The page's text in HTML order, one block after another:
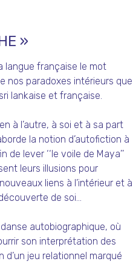
»
langue française le mot
nos paradoxes intérieurs que
lankaise et française.
à l’autre, à soi et à sa part
la notion d’autofiction à
lever ‘‘le voile de Maya’’
leurs illusions pour
liens à l’intérieur et à
de soi…
autobiographique, où
son interprétation des
jeu relationnel marqué